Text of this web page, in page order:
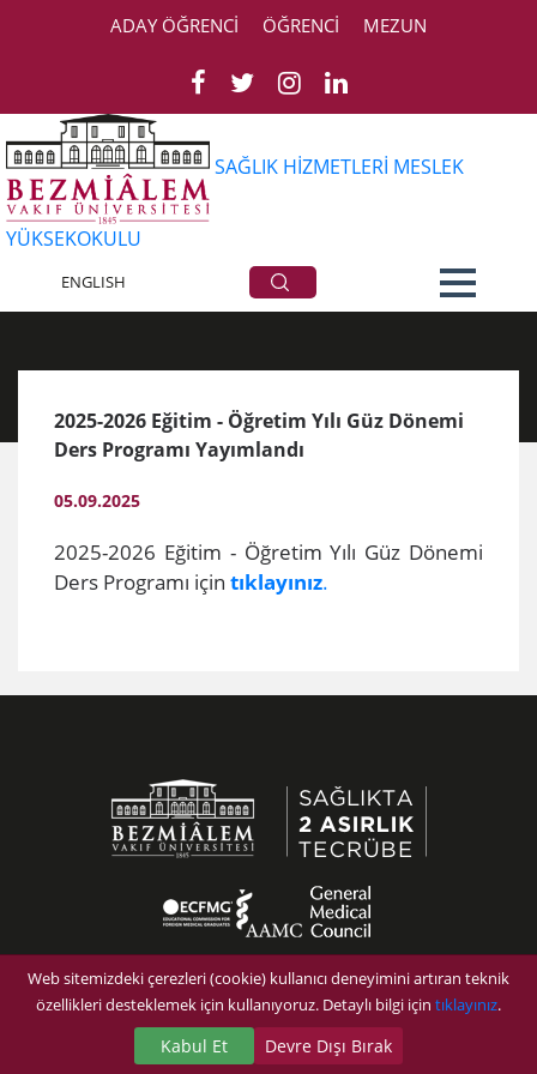
ADAY ÖĞRENCİ ÖĞRENCİ MEZUN
SAĞLIK HİZMETLERİ MESLEK
YÜKSEKOKULU
ENGLISH
2025-2026 Eğitim - Öğretim Yılı Güz Dönemi
Ders Programı Yayımlandı
05.09.2025
​2025-2026 Eğitim - Öğretim Yılı Güz Dönemi
Ders Programı için tıklayı​nız​.
Web sitemizdeki çerezleri (cookie) kullanıcı deneyimini artıran teknik
özellikleri desteklemek için kullanıyoruz. Detaylı bilgi için tıklayınız.
Kabul Et Devre Dışı Bırak